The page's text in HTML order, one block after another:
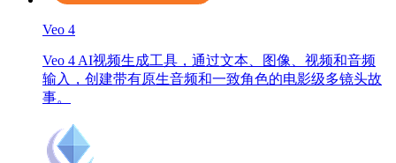
Veo 4
Veo 4 AI视频生成工具，通过文本、图像、视频和音频
输入，创建带有原生音频和一致角色的电影级多镜头故
事。